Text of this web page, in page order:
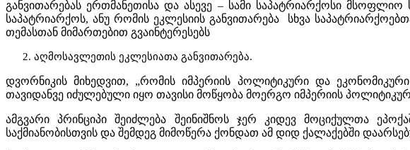
განვითარებას ერთმანეთისა და ასევე – სამი საპატრიარქოსი
საპატრიარქოს, ანუ რომის ეკლესიის განვითარება სხვა
თემასთან მიმართებით გვაინტერესებს
აღმოსავლეთის ეკლესიათა განვითარება.
დვორნიკის მიხედვით, „რომის იმპერიის პოლიტიკური და
თავიდანვე იძულებული იყო თავისი მოწყობა მოერგო იმპერიის
ამგვარი პრინციპი შეიძლება შეინიშნოს ჯერ კიდევ მოციქულთა
საქმიანობისთვის და შემდეგ მიმოწერა ქონდათ ამ დიდ ქალაქებში